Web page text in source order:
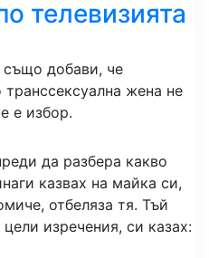
телевизията
добави, че
жена не
е избор.
да разбера какво
казвах на майка си,
отбеляза тя. Тъй
изречения, си казах: